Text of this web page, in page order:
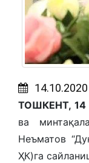
ТОШКEНТ, 14
ва
Неъматов
ҲК)га